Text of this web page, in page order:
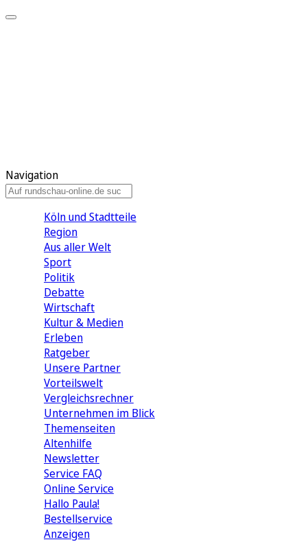
Navigation
Köln und Stadtteile
Region
Aus aller Welt
Sport
Politik
Debatte
Wirtschaft
Kultur & Medien
Erleben
Ratgeber
Unsere Partner
Vorteilswelt
Vergleichsrechner
Unternehmen im Blick
Themenseiten
Altenhilfe
Newsletter
Service FAQ
Online Service
Hallo Paula!
Bestellservice
Anzeigen